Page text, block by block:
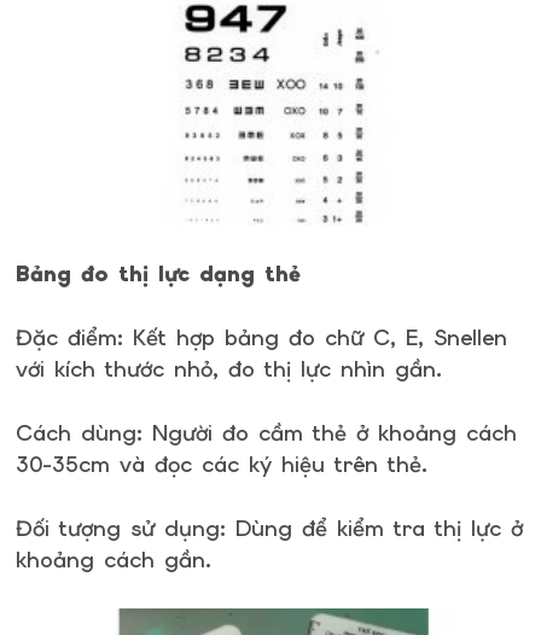
Bảng đo thị lực dạng thẻ
Đặc điểm: Kết hợp bảng đo chữ C, E, Snellen
với kích thước nhỏ, đo thị lực nhìn gần.
Cách dùng: Người đo cầm thẻ ở khoảng cách
30-35cm và đọc các ký hiệu trên thẻ.
Đối tượng sử dụng: Dùng để kiểm tra thị lực ở
khoảng cách gần.